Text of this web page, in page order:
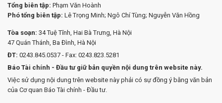
Tổng biên tập: Phạm Văn Hoành
Phó tổng biên tập: Lê Trọng Minh; Ngô Chí Tùng; Nguyễn Văn Hồng
Tòa soạn: 34 Tuệ Tĩnh, Hai Bà Trưng, Hà Nội
47 Quán Thánh, Ba Đình, Hà Nội
ĐT: 0243.845.0537 - Fax: 0243.823.5281
Báo Tài chính - Đầu tư giữ bản quyền nội dung trên website này.
Việc sử dụng nội dung trên website này phải có sự đồng ý bằng văn bản
của Cơ quan Báo Tài chính - Đầu tư.